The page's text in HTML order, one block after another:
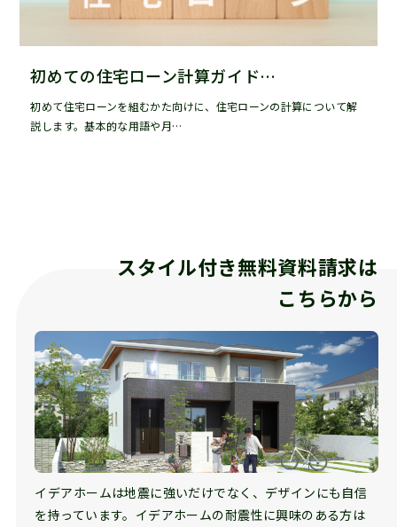
初めての住宅ローン計算ガイド…
初めて住宅ローンを組むかた向けに、住宅ローンの計算について解
説します。基本的な用語や月…
スタイル付き無料資料請求は
こちらから
イデアホームは地震に強いだけでなく、デザインにも自信
を持っています。イデアホームの耐震性に興味のある方は